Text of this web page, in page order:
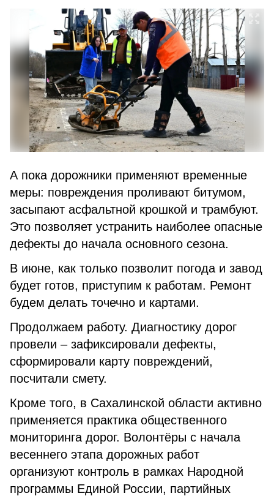
А пока дорожники применяют временные
меры: повреждения проливают битумом,
засыпают асфальтной крошкой и трамбуют.
Это позволяет устранить наиболее опасные
дефекты до начала основного сезона.
В июне, как только позволит погода и завод
будет готов, приступим к работам. Ремонт
будем делать точечно и картами.
Продолжаем работу. Диагностику дорог
провели – зафиксировали дефекты,
сформировали карту повреждений,
посчитали смету.
Кроме того, в Сахалинской области активно
применяется практика общественного
мониторинга дорог. Волонтёры с начала
весеннего этапа дорожных работ
организуют контроль в рамках Народной
программы Единой России, партийных